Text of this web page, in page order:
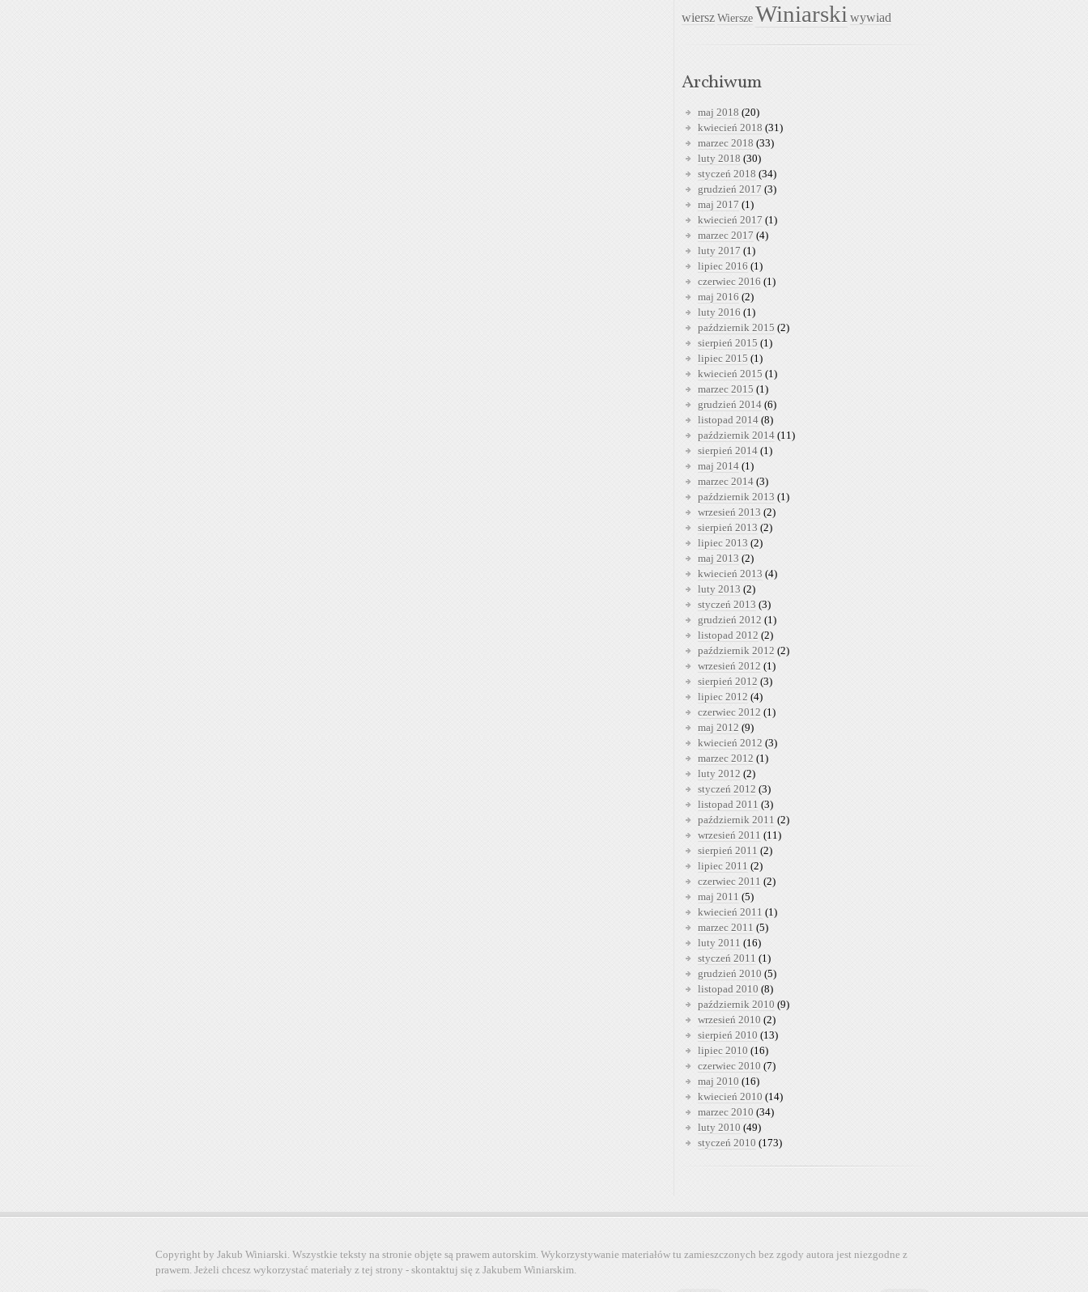
wierszWierszeWiniarski wywiad
Archiwum
maj 2018 (20)
kwiecień 2018 (31)
marzec 2018 (33)
luty 2018 (30)
styczeń 2018 (34)
grudzień 2017 (3)
maj 2017 (1)
kwiecień 2017 (1)
marzec 2017 (4)
luty 2017 (1)
lipiec 2016 (1)
czerwiec 2016 (1)
maj 2016 (2)
luty 2016 (1)
październik 2015 (2)
sierpień 2015 (1)
lipiec 2015 (1)
kwiecień 2015 (1)
marzec 2015 (1)
grudzień 2014 (6)
listopad 2014 (8)
październik 2014 (11)
sierpień 2014 (1)
maj 2014 (1)
marzec 2014 (3)
październik 2013 (1)
wrzesień 2013 (2)
sierpień 2013 (2)
lipiec 2013 (2)
maj 2013 (2)
kwiecień 2013 (4)
luty 2013 (2)
styczeń 2013 (3)
grudzień 2012 (1)
listopad 2012 (2)
październik 2012 (2)
wrzesień 2012 (1)
sierpień 2012 (3)
lipiec 2012 (4)
czerwiec 2012 (1)
maj 2012 (9)
kwiecień 2012 (3)
marzec 2012 (1)
luty 2012 (2)
styczeń 2012 (3)
listopad 2011 (3)
październik 2011 (2)
wrzesień 2011 (11)
sierpień 2011 (2)
lipiec 2011 (2)
czerwiec 2011 (2)
maj 2011 (5)
kwiecień 2011 (1)
marzec 2011 (5)
luty 2011 (16)
styczeń 2011 (1)
grudzień 2010 (5)
listopad 2010 (8)
październik 2010 (9)
wrzesień 2010 (2)
sierpień 2010 (13)
lipiec 2010 (16)
czerwiec 2010 (7)
maj 2010 (16)
kwiecień 2010 (14)
marzec 2010 (34)
luty 2010 (49)
styczeń 2010 (173)
Copyright by Jakub Winiarski. Wszystkie teksty na stronie objęte są prawem autorskim. Wykorzystywanie materiałów tu zamieszczonych bez zgody autora jest niezgodne z
prawem. Jeżeli chcesz wykorzystać materiały z tej strony - skontaktuj się z Jakubem Winiarskim.